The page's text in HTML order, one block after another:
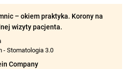
– okiem praktyka. Korony na
wizyty pacjenta.
- Stomatologia 3.0
Company